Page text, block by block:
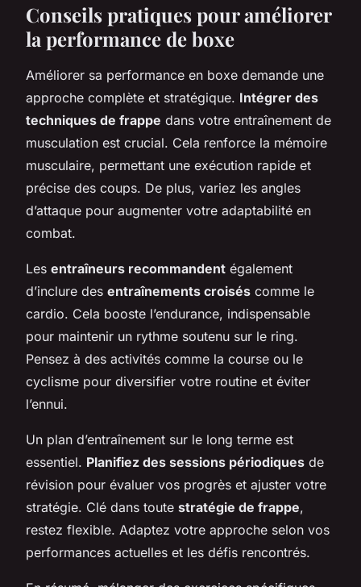
Conseils pratiques pour améliorer
la performance de boxe
Améliorer sa performance en boxe demande une
approche complète et stratégique. Intégrer des
techniques de frappe dans votre entraînement de
musculation est crucial. Cela renforce la mémoire
musculaire, permettant une exécution rapide et
précise des coups. De plus, variez les angles
d’attaque pour augmenter votre adaptabilité en
combat.
Les entraîneurs recommandent également
d’inclure des entraînements croisés comme le
cardio. Cela booste l’endurance, indispensable
pour maintenir un rythme soutenu sur le ring.
Pensez à des activités comme la course ou le
cyclisme pour diversifier votre routine et éviter
l’ennui.
Un plan d’entraînement sur le long terme est
essentiel. Planifiez des sessions périodiques de
révision pour évaluer vos progrès et ajuster votre
stratégie. Clé dans toute stratégie de frappe,
restez flexible. Adaptez votre approche selon vos
performances actuelles et les défis rencontrés.